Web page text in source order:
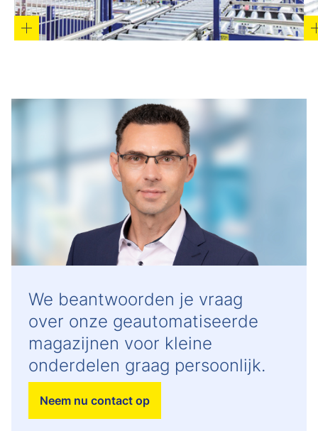
We beantwoorden je vraag
over onze geautomatiseerde
magazijnen voor kleine
onderdelen graag persoonlijk.
Neem nu contact op